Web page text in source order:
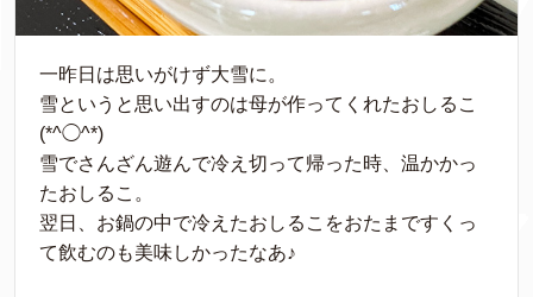
一昨日は思いがけず大雪に。
雪というと思い出すのは母が作ってくれたおしるこ
(*^◯^*)
雪でさんざん遊んで冷え切って帰った時、温かかっ
たおしるこ。
翌日、お鍋の中で冷えたおしるこをおたまですくっ
て飲むのも美味しかったなあ♪